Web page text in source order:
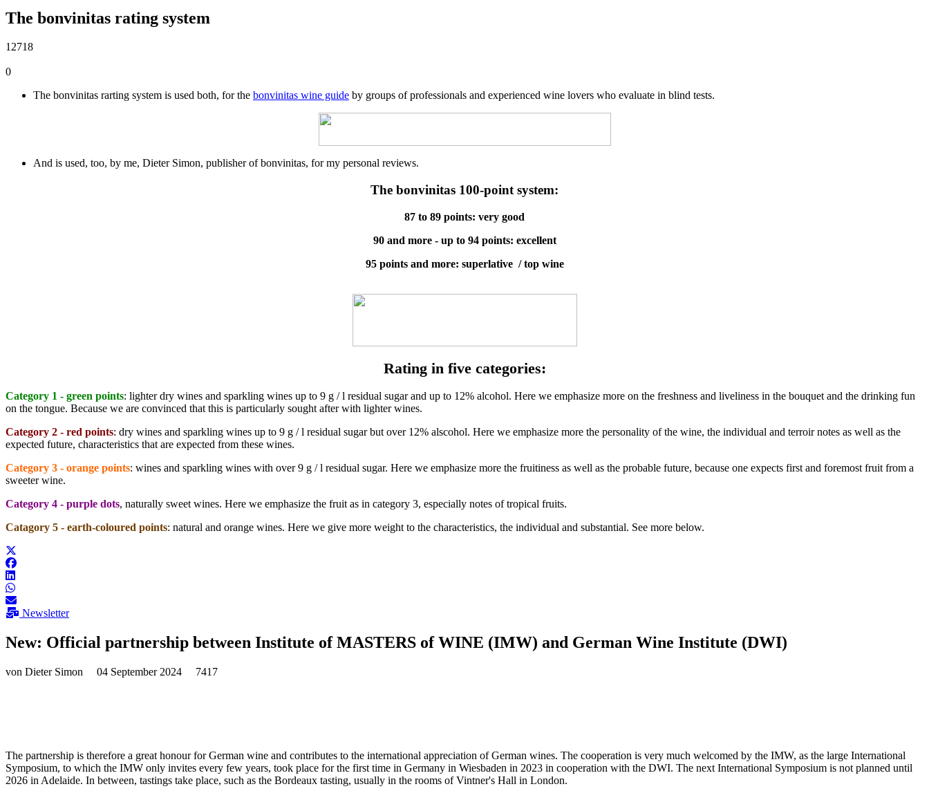
The bonvinitas rating system
12718
0
The bonvinitas rarting system is used both, for the bonvinitas wine guide by groups of professionals and experienced wine lovers who evaluate in blind tests.
And is used, too, by me, Dieter Simon, publisher of bonvinitas, for my personal reviews.
The bonvinitas 100-point system:
87 to 89 points: very good
90 and more - up to 94 points: excellent
95 points and more: superlative / top wine
Rating in five categories:
Category 1 - green points: lighter dry wines and sparkling wines up to 9 g / l residual sugar and up to 12% alcohol. Here we emphasize more on the freshness and liveliness in the bouquet and the drinking fun
on the tongue. Because we are convinced that this is particularly sought after with lighter wines.
Category 2 - red points: dry wines and sparkling wines up to 9 g / l residual sugar but over 12% alscohol. Here we emphasize more the personality of the wine, the individual and terroir notes as well as the
expected future, characteristics that are expected from these wines.
Category 3 - orange points: wines and sparkling wines with over 9 g / l residual sugar. Here we emphasize more the fruitiness as well as the probable future, because one expects first and foremost fruit from a
sweeter wine.
Category 4 - purple dots, naturally sweet wines. Here we emphasize the fruit as in category 3, especially notes of tropical fruits.
Catagory 5 - earth-coloured points: natural and orange wines. Here we give more weight to the characteristics, the individual and substantial. See more below.
Newsletter
New: Official partnership between Institute of MASTERS of WINE (IMW) and German Wine Institute (DWI)
von Dieter Simon 04 September 2024 7417
The partnership is therefore a great honour for German wine and contributes to the international appreciation of German wines. The cooperation is very much welcomed by the IMW, as the large International
Symposium, to which the IMW only invites every few years, took place for the first time in Germany in Wiesbaden in 2023 in cooperation with the DWI. The next International Symposium is not planned until
2026 in Adelaide. In between, tastings take place, such as the Bordeaux tasting, usually in the rooms of Vintner's Hall in London.